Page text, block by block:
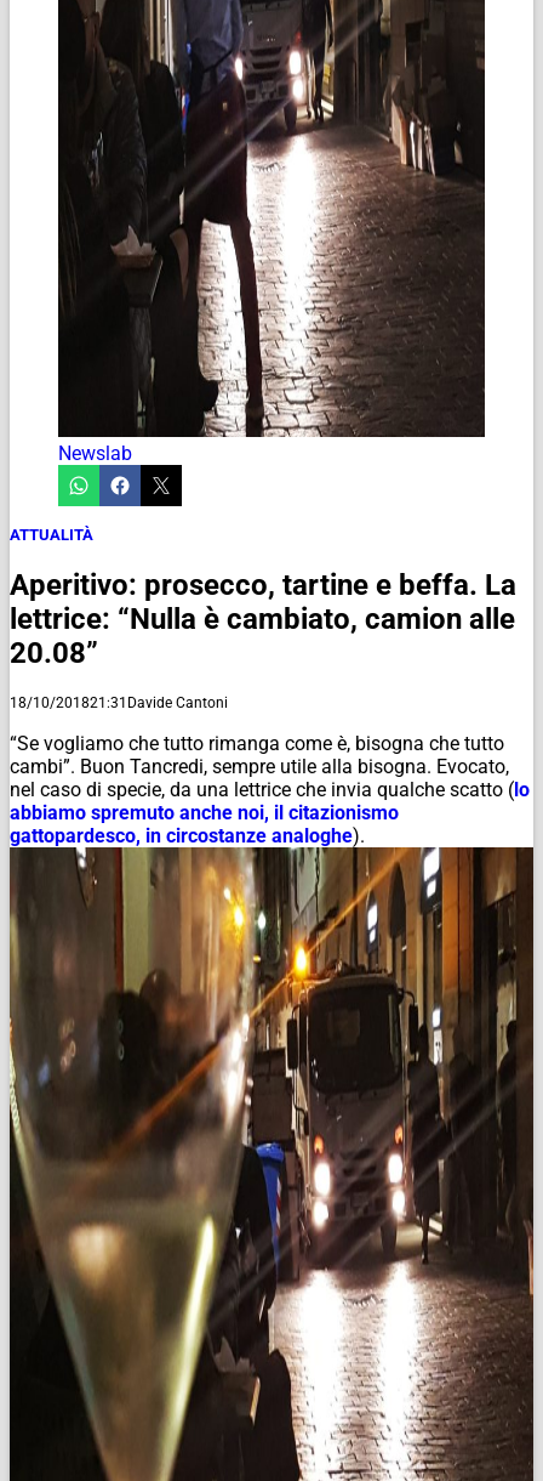
Newslab
ATTUALITÀ
Aperitivo: prosecco, tartine e beffa. La
lettrice: “Nulla è cambiato, camion alle
20.08”
18/10/201821:31 Davide Cantoni
“Se vogliamo che tutto rimanga come è, bisogna che tutto
cambi”. Buon Tancredi, sempre utile alla bisogna. Evocato,
nel caso di specie, da una lettrice che invia qualche scatto (lo
abbiamo spremuto anche noi, il citazionismo
gattopardesco, in circostanze analoghe).